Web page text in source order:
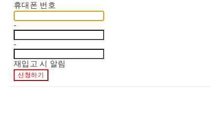
휴대폰 번호
-
-
재입고 시 알림
신청하기